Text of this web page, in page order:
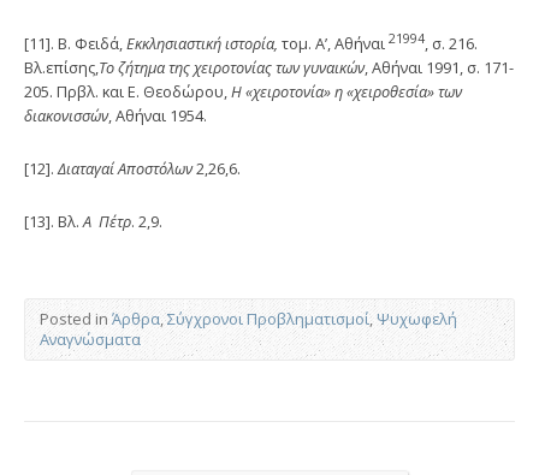
[11]. Β. Φειδά,Εκκλησιαστική ιστορία, τομ. Α’, Αθήναι 21994, σ. 216.
Βλ.επίσης,Το ζήτημα της χειροτονίας των γυναικών, Αθήναι 1991, σ. 171-
205. Πρβλ. και Ε. Θεοδώρου,Η «χειροτονία» η «χειροθεσία» των
διακονισσών, Αθήναι 1954.
[12].Διαταγαί Αποστόλων2,26,6.
[13]. Βλ.Α Πέτρ. 2,9.
Posted in Άρθρα,Σύγχρονοι Προβληματισμοί,Ψυχωφελή
Αναγνώσματα